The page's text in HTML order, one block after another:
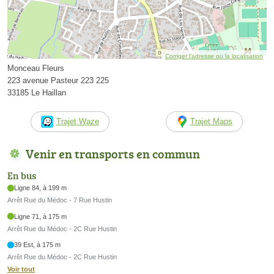
Corriger l’adresse ou la localisation
Monceau Fleurs
223 avenue Pasteur 223 225
33185 Le Haillan
Trajet Waze Trajet Maps
Venir en transports en commun
En bus
Ligne 84, à 199 m
Arrêt Rue du Médoc - 7 Rue Hustin
Ligne 71, à 175 m
Arrêt Rue du Médoc - 2C Rue Hustin
39 Est, à 175 m
Arrêt Rue du Médoc - 2C Rue Hustin
Voir tout